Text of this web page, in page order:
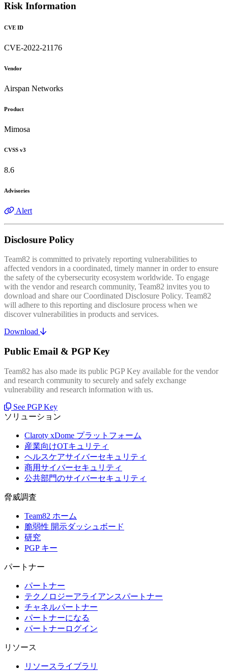
Risk Information
CVE ID
CVE-2022-21176
Vendor
Airspan Networks
Product
Mimosa
CVSS v3
8.6
Advisories
Alert
Disclosure Policy
Team82 is committed to privately reporting vulnerabilities to
affected vendors in a coordinated, timely manner in order to ensure
the safety of the cybersecurity ecosystem worldwide. To engage
with the vendor and research community, Team82 invites you to
download and share our Coordinated Disclosure Policy. Team82
will adhere to this reporting and disclosure process when we
discover vulnerabilities in products and services.
Download
Public Email & PGP Key
Team82 has also made its public PGP Key available for the vendor
and research community to securely and safely exchange
vulnerability and research information with us.
See PGP Key
ソリューション
Claroty xDome プラットフォーム
産業向けOTキュリティ
ヘルスケアサイバーセキュリティ
商用サイバーセキュリティ
公共部門のサイバーセキュリティ
脅威調査
Team82 ホーム
脆弱性 開示ダッシュボード
研究
PGP キー
パートナー
パートナー
テクノロジーアライアンスパートナー
チャネルパートナー
パートナーになる
パートナーログイン
リソース
リソースライブラリ